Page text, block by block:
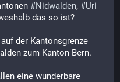
#Nidwalden, #Uri
das so ist?
auf der Kantonsgrenze
zum Kanton Bern.
eine wunderbare